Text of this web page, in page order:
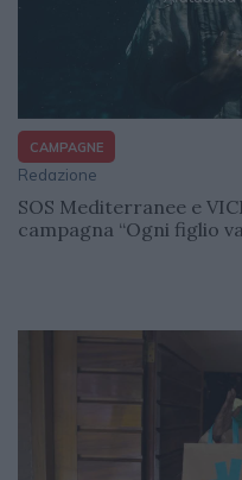
CAMPAGNE
Redazione
SOS Mediterranee e
campagna “Ogni figlio